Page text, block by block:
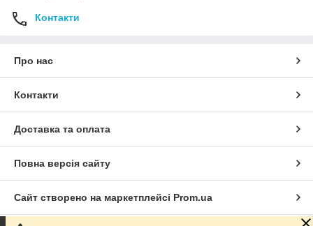
Контакти
Про нас
Контакти
Доставка та оплата
Повна версія сайту
Сайт створено на маркетплейсі Prom.ua